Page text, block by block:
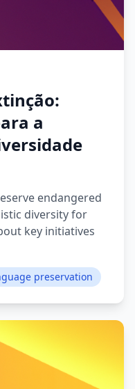
a
endangered
diversity for
key initiatives
preservation